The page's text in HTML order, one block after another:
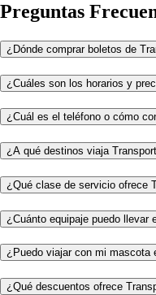
Preguntas
¿Dónde comprar boletos de
¿Cuáles son los horarios y
¿Cuál es el teléfono o cómo
¿A qué destinos viaja
¿Qué clase de servicio ofrece
¿Cuánto equipaje puedo llevar
¿Puedo viajar con mi mascota
¿Qué descuentos ofrece